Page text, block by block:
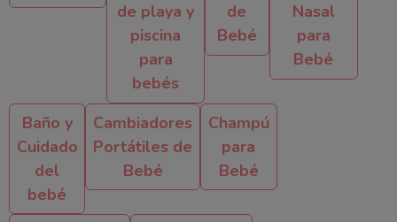
de playa y
piscina
para
bebés
de
Bebé
Nasal
para
Bebé
Baño y
Cuidado
del
bebé
Cambiadores
Portátiles de
Bebé
Champú
para
Bebé